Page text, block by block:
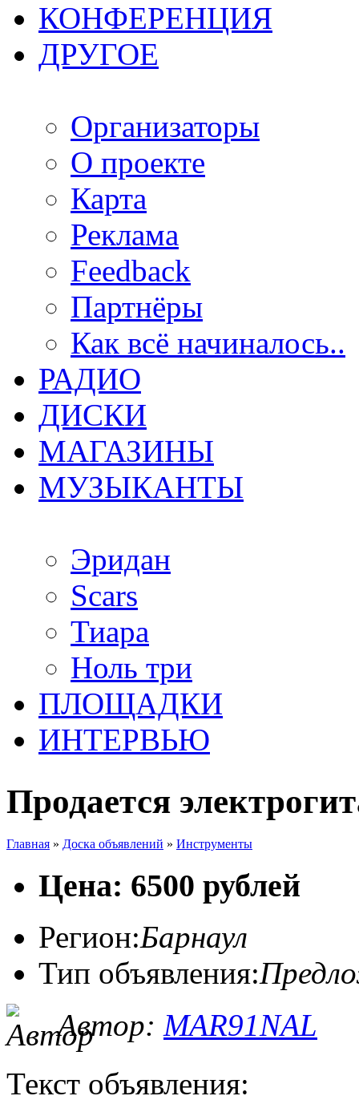
КОНФЕРЕНЦИЯ
ДРУГОЕ
Организаторы
О проекте
Карта
Реклама
Feedback
Партнёры
Как всё начиналось..
РАДИО
ДИСКИ
МАГАЗИНЫ
МУЗЫКАНТЫ
Эридан
Scars
Тиара
Ноль три
ПЛОЩАДКИ
ИНТЕРВЬЮ
Продается
Главная » Доска объявлений » Инструменты
Цена: 6500 рублей
Регион:Барнаул
Тип объявления:
Автор: MAR91NAL
Текст объявления: